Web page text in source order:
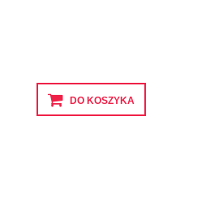
DO KOSZYKA